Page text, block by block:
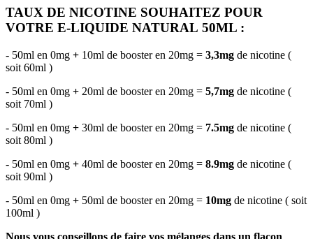
TAUX DE NICOTINE SOUHAITEZ POUR
VOTRE E-LIQUIDE NATURAL 50ML :
- 50ml en 0mg + 10ml de booster en 20mg = 3,3mg de nicotine (
soit 60ml )
- 50ml en 0mg + 20ml de booster en 20mg = 5,7mg de nicotine (
soit 70ml )
- 50ml en 0mg + 30ml de booster en 20mg = 7.5mg de nicotine (
soit 80ml )
- 50ml en 0mg + 40ml de booster en 20mg = 8.9mg de nicotine (
soit 90ml )
- 50ml en 0mg + 50ml de booster en 20mg = 10mg de nicotine ( soit
100ml )
Nous vous conseillons de faire vos mélanges dans un flacon